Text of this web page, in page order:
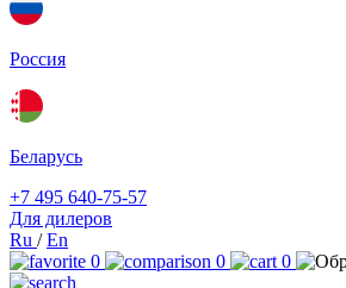
Россия
Беларусь
+7 495 640-75-57
Для дилеров
Ru /En
0
0 0